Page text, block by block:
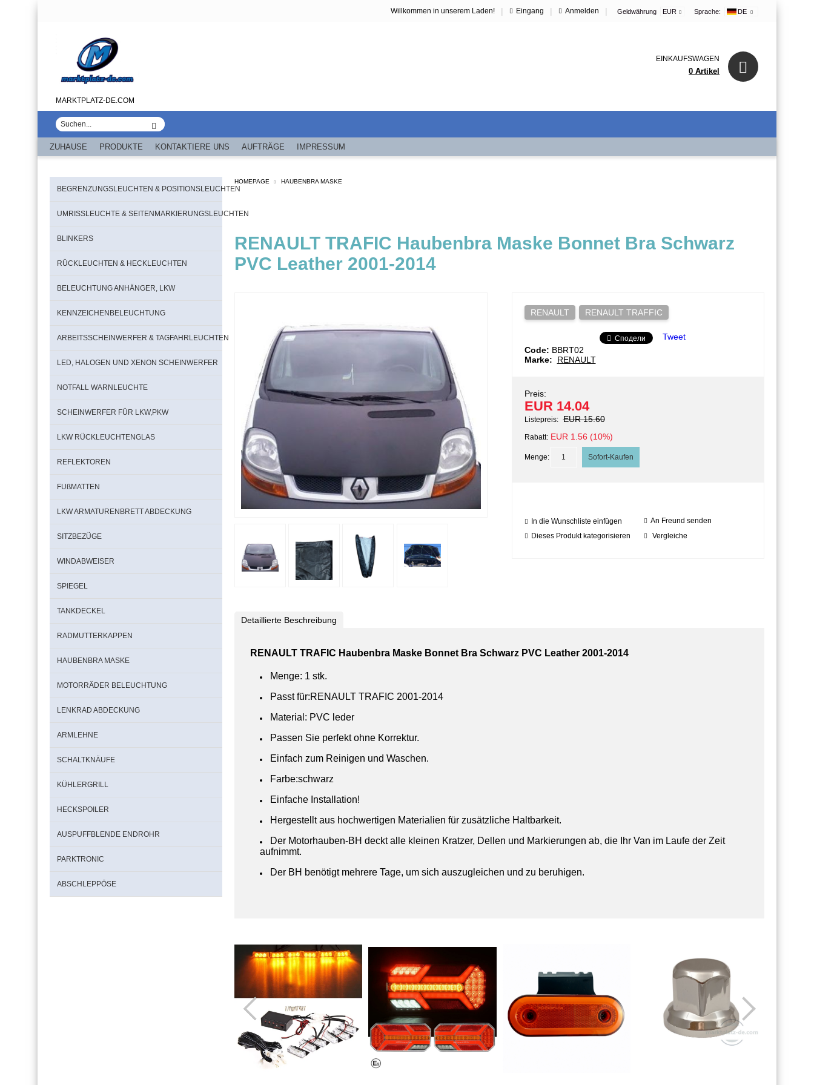
Willkommen in unserem Laden! | Eingang | Anmelden | Geldwährung EUR Sprache: DE
MARKTPLATZ-DE.COM
EINKAUFSWAGEN
0 Artikel
ZUHAUSE PRODUKTE KONTAKTIERE UNS AUFTRÄGE IMPRESSUM
BEGRENZUNGSLEUCHTEN & POSITIONSLEUCHTEN
UMRISSLEUCHTE & SEITENMARKIERUNGSLEUCHTEN
BLINKERS
RÜCKLEUCHTEN & HECKLEUCHTEN
BELEUCHTUNG ANHÄNGER, LKW
KENNZEICHENBELEUCHTUNG
ARBEITSSCHEINWERFER & TAGFAHRLEUCHTEN
LED, HALOGEN UND XENON SCHEINWERFER
NOTFALL WARNLEUCHTE
SCHEINWERFER FÜR LKW,PKW
LKW RÜCKLEUCHTENGLAS
REFLEKTOREN
FUßMATTEN
LKW ARMATURENBRETT ABDECKUNG
SITZBEZÜGE
WINDABWEISER
SPIEGEL
TANKDECKEL
RADMUTTERKAPPEN
HAUBENBRA MASKE
MOTORRÄDER BELEUCHTUNG
LENKRAD ABDECKUNG
ARMLEHNE
SCHALTKNÄUFE
KÜHLERGRILL
HECKSPOILER
AUSPUFFBLENDE ENDROHR
PARKTRONIC
ABSCHLEPPÖSE
HOMEPAGE HAUBENBRA MASKE
RENAULT TRAFIC Haubenbra Maske Bonnet Bra Schwarz
PVC Leather 2001-2014
RENAULT RENAULT TRAFFIC
Сподели
Tweet
Code: BBRT02
Marke:
RENAULT
Preis:
EUR 14.04
Listepreis: EUR 15.60
Rabatt: EUR 1.56 (10%)
Menge:
In die Wunschliste einfügen
An Freund senden
Dieses Produkt kategorisieren
Vergleiche
Detaillierte Beschreibung
RENAULT TRAFIC Haubenbra Maske Bonnet Bra Schwarz PVC Leather 2001-2014
Menge: 1 stk.
Passt für:RENAULT TRAFIC 2001-2014
Material: PVC leder
Passen Sie perfekt ohne Korrektur.
Einfach zum Reinigen und Waschen.
Farbe:schwarz
Einfache Installation!
Hergestellt aus hochwertigen Materialien für zusätzliche Haltbarkeit.
Der Motorhauben-BH deckt alle kleinen Kratzer, Dellen und Markierungen ab, die Ihr Van im Laufe der Zeit
aufnimmt.
Der BH benötigt mehrere Tage, um sich auszugleichen und zu beruhigen.